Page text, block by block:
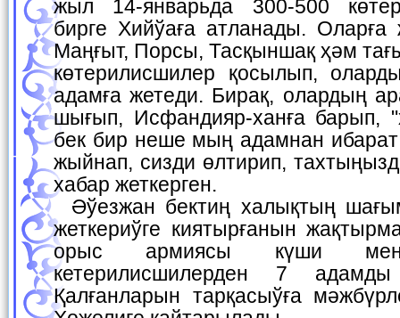
жыл 14-январьда 300-500
бирге Хийўаға атланады.
Маңғыт, Порсы, Тасқыншақ ҳәм
көтерилисшилер қосылып,
адамға жетеди. Бирақ, олардың
шығып, Исфандияр-ханға барып,
бек бир неше мың адамнан
жыйнап, сизди өлтирип,
хабар жеткерген.
Әўезжан бектиң халықтың шағым арзаларын ханға
жеткериўге киятырғанын
орыс армиясы күши
кетерилисшилерден 7
Қалғанларын тарқасыўға